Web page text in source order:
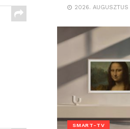
2026. AUGUSZTUS
SMART-TV